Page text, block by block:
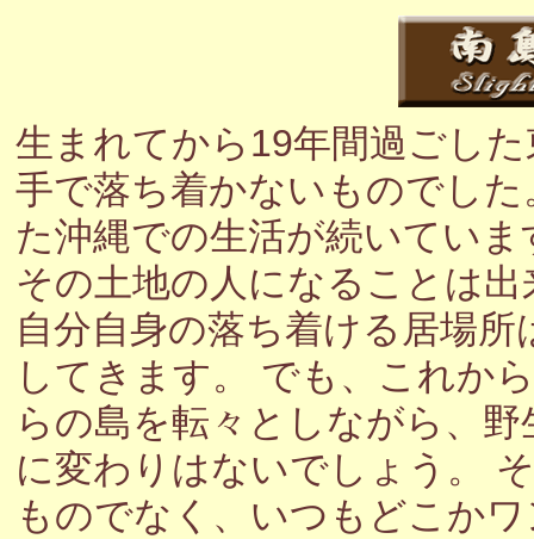
生まれてから19年間過ごし
手で落ち着かないものでし
た沖縄での生活が続いてい
その土地の人になることは
自分自身の落ち着ける居場
してきます。 でも、これか
らの島を転々としながら、
に変わりはないでしょう。
ものでなく、いつもどこか